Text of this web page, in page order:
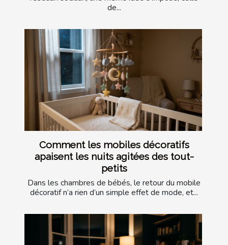
de...
Comment les mobiles décoratifs
apaisent les nuits agitées des tout-
petits
Dans les chambres de bébés, le retour du mobile
décoratif n’a rien d’un simple effet de mode, et...